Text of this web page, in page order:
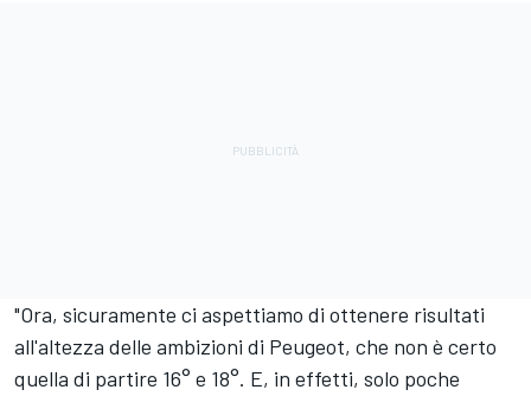
"Ora, sicuramente ci aspettiamo di ottenere risultati
all'altezza delle ambizioni di Peugeot, che non è certo
quella di partire 16° e 18°. E, in effetti, solo poche